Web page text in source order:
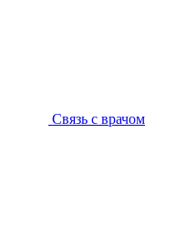
Связь с врачом